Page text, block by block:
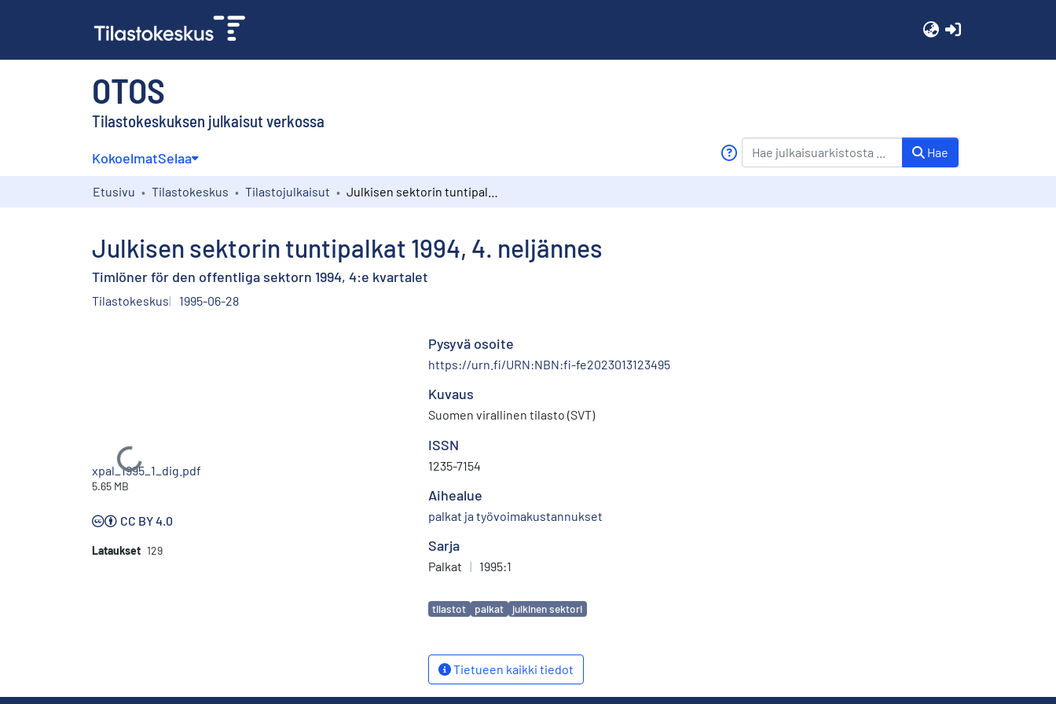
OTOS
Tilastokeskuksen julkaisut verkossa
KokoelmatSelaa Hae
Etusivu Tilastokeskus Tilastojulkaisut
Julkisen sektorin tuntipalkat 1994, 4. neljännes
Timlöner för den offentliga sektorn 1994, 4:e kvartalet
Tilastokeskus 1995-06-28
Ladataan...
xpal_1995_1_dig.pdf
5.65 MB
CC BY 4.0
Lataukset 129
Pysyvä osoite
https://urn.fi/URN:NBN:fi-fe2023013123495
Kuvaus
Suomen virallinen tilasto (SVT)
ISSN
1235-7154
Aihealue
palkat ja työvoimakustannukset
Sarja
Palkat | 1995:1
Avainsanat
tilastot palkat julkinen sektori
Tietueen kaikki tiedot